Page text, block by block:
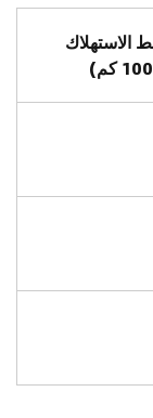
الاستهلاك